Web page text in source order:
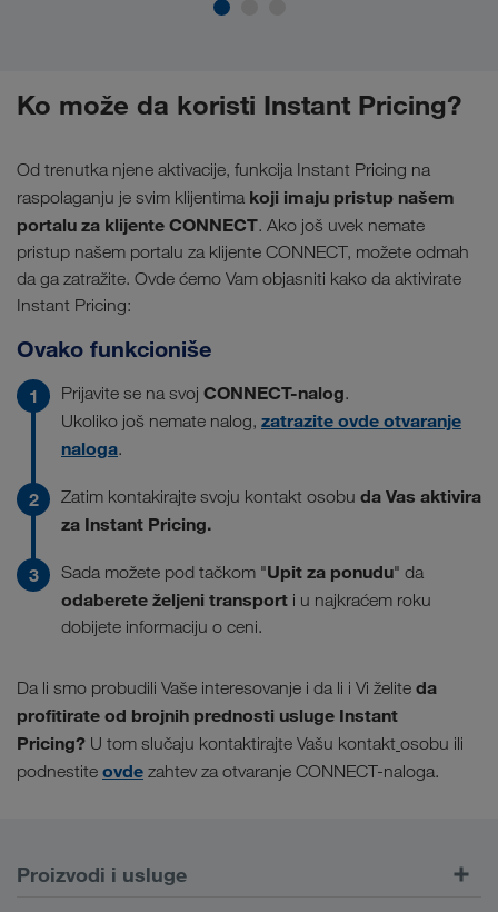
Ko može da koristi Instant Pricing?
Od trenutka njene aktivacije, funkcija Instant Pricing na
raspolaganju je svim klijentima koji imaju pristup našem
portalu za klijente CONNECT. Ako još uvek nemate
pristup našem portalu za klijente CONNECT, možete odmah
da ga zatražite. Ovde ćemo Vam objasniti kako da aktivirate
Instant Pricing:
Ovako funkcioniše
Prijavite se na svoj CONNECT-nalog.
Ukoliko još nemate nalog, zatrazite ovde otvaranje
naloga.
Zatim kontakirajte svoju kontakt osobu da Vas aktivira
za Instant Pricing.
Sada možete pod tačkom "Upit za ponudu" da
odaberete željeni transport i u najkraćem roku
dobijete informaciju o ceni.
Da li smo probudili Vaše interesovanje i da li i Vi želite da
profitirate od brojnih prednosti usluge Instant
Pricing? U tom slučaju kontaktirajte Vašu kontakt osobu ili
podnestite ovde zahtev za otvaranje CONNECT-naloga.
Proizvodi i usluge